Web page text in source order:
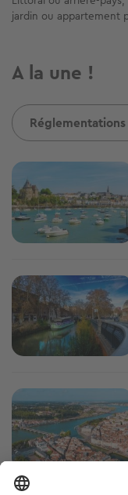
jardin ou appartement
A la une !
Image
Image
Image